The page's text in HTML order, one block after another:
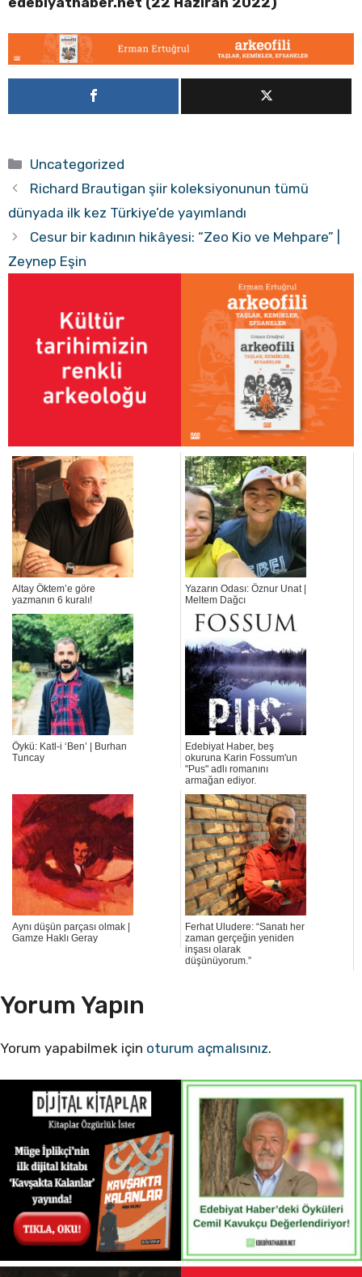
Kategoriler
Uncategorized
Richard Brautigan şiir koleksiyonunun tümü
dünyada ilk kez Türkiye’de yayımlandı
Cesur bir kadının hikâyesi: “Zeo Kio ve Mehpare” |
Zeynep Eşin
Altay Öktem’e göre
yazmanın 6 kuralı!
Yazarın Odası: Öznur Unat |
Meltem Dağcı
Öykü: Katl-i ‘Ben’ | Burhan
Tuncay
Edebiyat Haber, beş
okuruna Karin Fossum'un
"Pus" adlı romanını
armağan ediyor.
Aynı düşün parçası olmak |
Gamze Haklı Geray
Ferhat Uludere: “Sanatı her
zaman gerçeğin yeniden
inşası olarak
düşünüyorum.”
Yorum Yapın
Yorum yapabilmek için oturum açmalısınız.